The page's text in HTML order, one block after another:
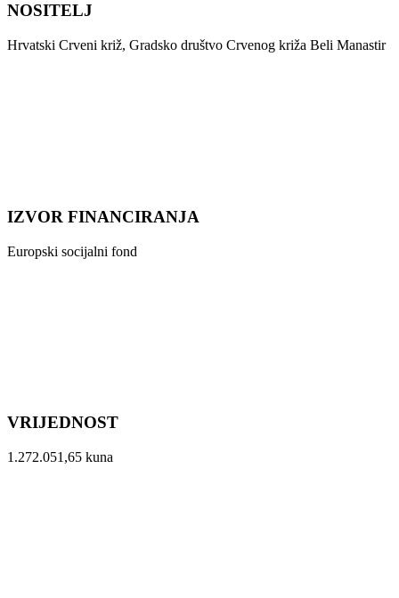
NOSITELJ
Hrvatski Crveni križ, Gradsko društvo Crvenog križa Beli Manastir
IZVOR FINANCIRANJA
Europski socijalni fond
VRIJEDNOST
1.272.051,65 kuna